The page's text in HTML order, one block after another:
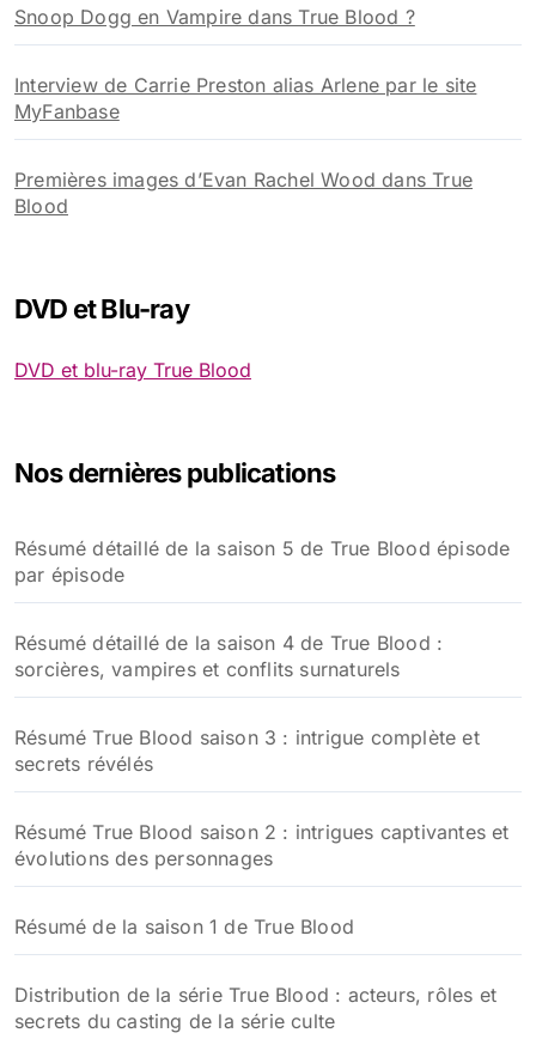
Snoop Dogg en Vampire dans True Blood ?
Interview de Carrie Preston alias Arlene par le site
MyFanbase
Premières images d’Evan Rachel Wood dans True
Blood
DVD et Blu-ray
DVD et blu-ray True Blood
Nos dernières publications
Résumé détaillé de la saison 5 de True Blood épisode
par épisode
Résumé détaillé de la saison 4 de True Blood :
sorcières, vampires et conflits surnaturels
Résumé True Blood saison 3 : intrigue complète et
secrets révélés
Résumé True Blood saison 2 : intrigues captivantes et
évolutions des personnages
Résumé de la saison 1 de True Blood
Distribution de la série True Blood : acteurs, rôles et
secrets du casting de la série culte